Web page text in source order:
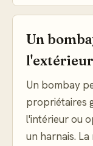
Un
Un bombay
propriétaires
l'intérieur ou
un harnais.